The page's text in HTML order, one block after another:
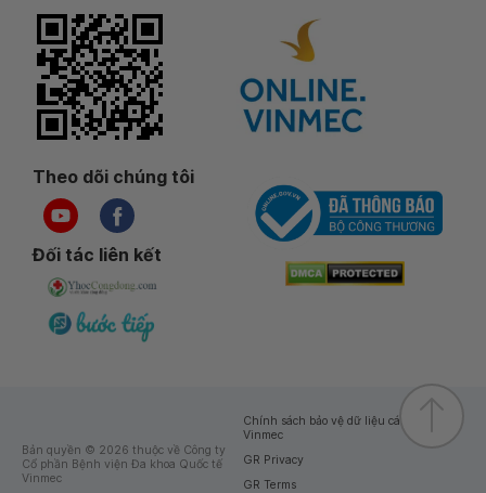
Theo dõi chúng tôi
Đối tác liên kết
Bản quyền © 2026 thuộc về Công ty
Cổ phần Bệnh viện Đa khoa Quốc tế
Vinmec
Chính sách bảo vệ dữ liệu cá nhân của
Vinmec
GR Privacy
GR Terms